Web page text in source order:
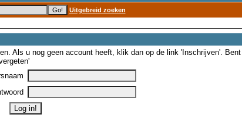
Uitgebreid zoeken
Als u nog geen account heeft, klik dan op de link 'Inschrijven'. Bent